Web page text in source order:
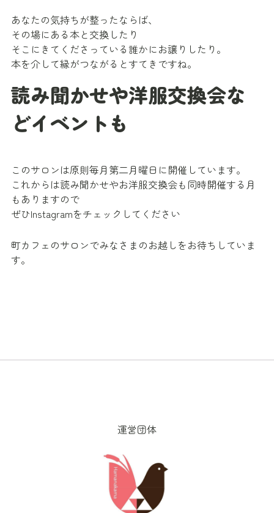
あなたの気持ちが整ったならば、
その場にある本と交換したり
そこにきてくださっている誰かにお譲りしたり。
本を介して縁がつながるとすてきですね。
読み聞かせや洋服交換会な
どイベントも
このサロンは原則毎月第二月曜日に開催しています。
これからは読み聞かせやお洋服交換会も同時開催する月
もありますので
ぜひInstagramをチェックしてください
町カフェのサロンでみなさまのお越しをお待ちしていま
す。
運営団体